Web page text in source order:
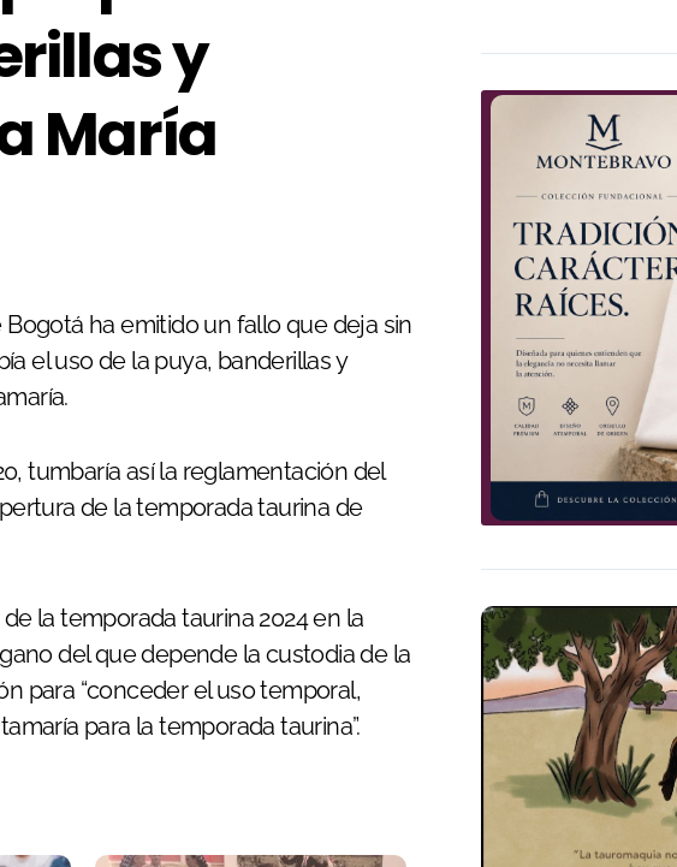
y
María
el uso de la puya, banderillas y
tumbaría así la reglamentación del
de la temporada taurina de
la temporada taurina 2024 en la
del que depende la custodia de la
para “conceder el uso temporal,
para la temporada taurina”.